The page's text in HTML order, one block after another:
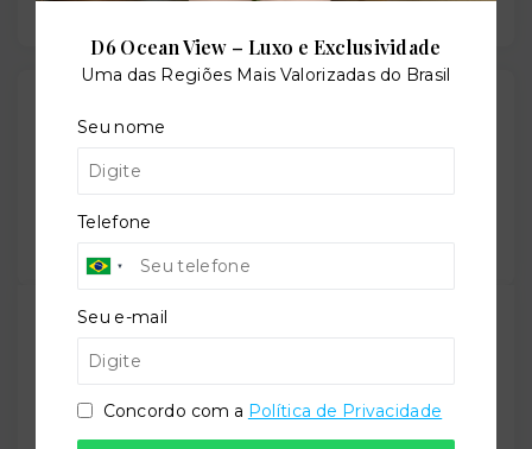
Salve ele nos seus favoritos ou então compartilhe
com alguém no WhatsApp:
TORQUATO - Corretor de Imóveis
CRECI -
(47) 9 9147-9687
contato@imobiliariatorquato.com.br
D6 Ocean View – Luxo e Exclusividade
Uma das Regiões Mais Valorizadas do Brasil
Seu nome
Telefone
Seu e-mail
Concordo com a Política de Privacidade